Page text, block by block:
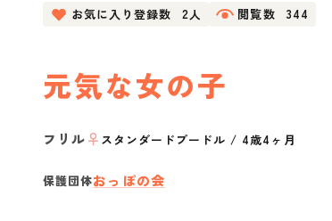
お気に入り登録数
2人 閲覧数 344
元気な女の子
フリル♀ スタンダードプードル / 4歳4ヶ月
保護団体おっぽの会